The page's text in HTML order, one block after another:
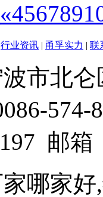
«456789
行业资讯 | 甬孚实力 | 联
市北
574-
邮箱
哪家